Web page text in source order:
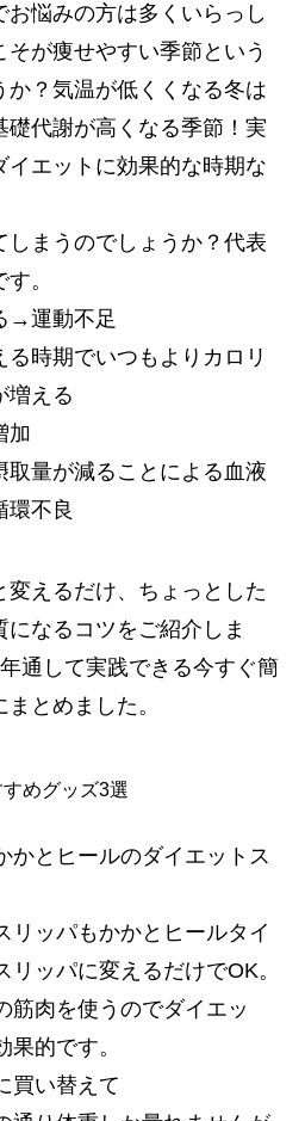
悩みの方は多くいらっし
が痩せやすい季節という
か？気温が低くくなる冬は
礎代謝が高くなる季節！実
イエットに効果的な時期な
まうのでしょうか？代表
。
→運動不足
る時期でいつもよりカロリ
増える
加
取量が減ることによる血液
不良
変えるだけ、ちょっとした
なるコツをご紹介しま
通して実践できる今すぐ簡
とめました。
めグッズ3選
かとヒールのダイエットス
リッパもかかとヒールタイ
リッパに変えるだけでOK。
筋肉を使うのでダイエッ
果的です。
買い替えて